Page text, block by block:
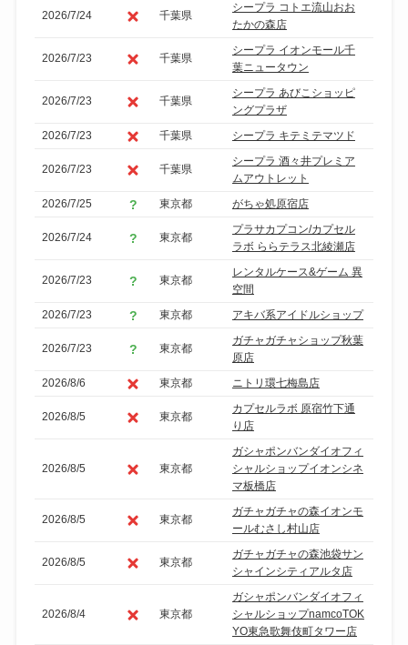
2026/7/24 千葉県
シープラ コトエ流山おお
たかの森店
2026/7/23 千葉県
シープラ イオンモール千
葉ニュータウン
2026/7/23 千葉県
シープラ あびこショッピ
ングプラザ
2026/7/23
千葉県 シープラ キテミテマツド
2026/7/23 千葉県
シープラ 酒々井プレミア
ムアウトレット
2026/7/25
東京都 がちゃ処原宿店
2026/7/24 東京都
プラサカプコン/カプセル
ラボ ららテラス北綾瀬店
2026/7/23 東京都
レンタルケース&ゲーム 異
空間
2026/7/23
東京都 アキバ系アイドルショップ
2026/7/23 東京都
ガチャガチャショップ秋葉
原店
2026/8/6
東京都 ニトリ環七梅島店
2026/8/5 東京都
カプセルラボ 原宿竹下通
り店
2026/8/5 東京都
ガシャポンバンダイオフィ
シャルショップイオンシネ
マ板橋店
2026/8/5 東京都
ガチャガチャの森イオンモ
ールむさし村山店
2026/8/5 東京都
ガチャガチャの森池袋サン
シャインシティアルタ店
2026/8/4 東京都
ガシャポンバンダイオフィ
シャルショップnamcoTOK
YO東急歌舞伎町タワー店